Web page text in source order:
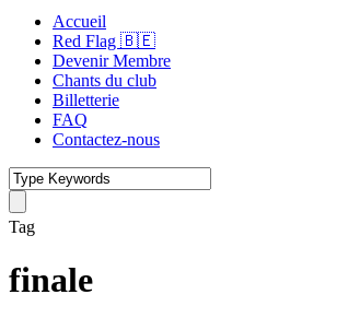
Accueil
Red Flag 🇧🇪
Devenir Membre
Chants du club
Billetterie
FAQ
Contactez-nous
Tag
finale